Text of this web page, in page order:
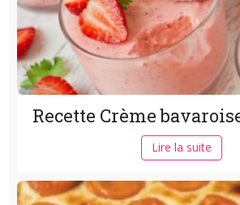
Recette Crème
Lire la suite